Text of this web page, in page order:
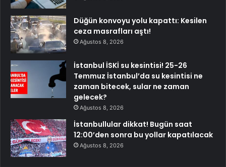
Düğün konvoyu yolu kapattı: Kesilen
ceza masrafları aştı!
Ağustos 8, 2026
İstanbul İSKİ su kesintisi! 25-26
Temmuz İstanbul’da su kesintisi ne
zaman bitecek, sular ne zaman
gelecek?
Ağustos 8, 2026
İstanbullular dikkat! Bugün saat
12:00’den sonra bu yollar kapatılacak
Ağustos 8, 2026